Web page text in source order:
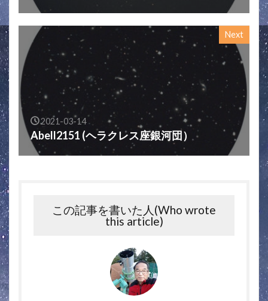
Next
2021-03-14
Abell2151 (ヘラクレス座銀河団）
この記事を書いた人(Who wrote
this article)